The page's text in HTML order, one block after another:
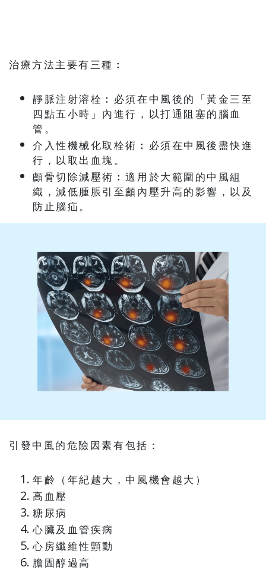
治療方法主要有三種︰
靜脈注射溶栓︰必須在中風後的「黃金三至
四點五小時」內進行，以打通阻塞的腦血
管。
介入性機械化取栓術︰必須在中風後盡快進
行，以取出血塊。
顱骨切除減壓術︰適用於大範圍的中風組
織，減低腫脹引至顱內壓升高的影響，以及
防止腦疝。
引發中風的危險因素有包括：
年齡（年紀越大，中風機會越大）
高血壓
糖尿病
心臟及血管疾病
心房纖維性顫動
膽固醇過高